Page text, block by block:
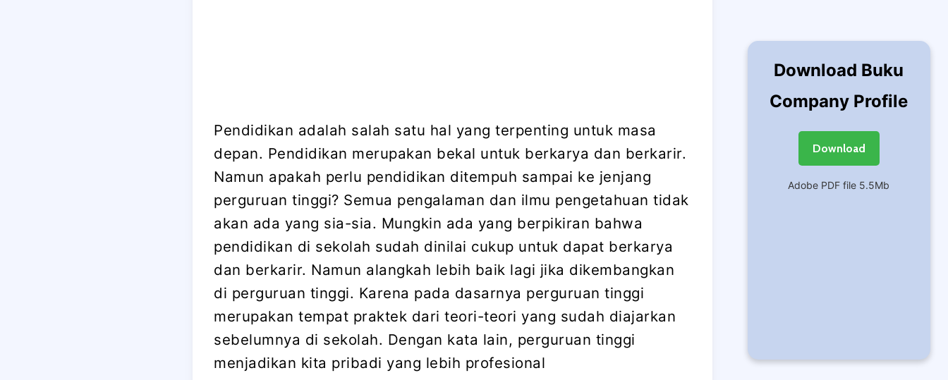
Pendidikan adalah salah satu hal yang terpenting untuk masa
depan. Pendidikan merupakan bekal untuk berkarya dan berkarir.
Namun apakah perlu pendidikan ditempuh sampai ke jenjang
perguruan tinggi? Semua pengalaman dan ilmu pengetahuan tidak
akan ada yang sia-sia. Mungkin ada yang berpikiran bahwa
pendidikan di sekolah sudah dinilai cukup untuk dapat berkarya
dan berkarir. Namun alangkah lebih baik lagi jika dikembangkan
di perguruan tinggi. Karena pada dasarnya perguruan tinggi
merupakan tempat praktek dari teori-teori yang sudah diajarkan
sebelumnya di sekolah. Dengan kata lain, perguruan tinggi
menjadikan kita pribadi yang lebih profesional
Download Buku
Company Profile
Download
Adobe PDF file 5.5Mb